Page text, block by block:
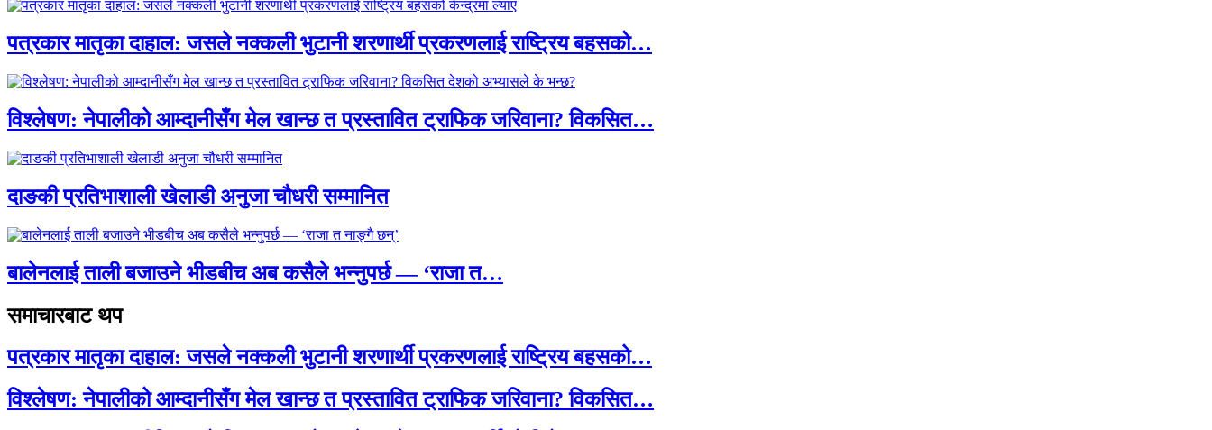
पत्रकार मातृका दाहाल: जसले नक्कली भुटानी शरणार्थी प्रकरणलाई राष्ट्रिय बहसको…
विश्लेषण: नेपालीको आम्दानीसँग मेल खान्छ त प्रस्तावित ट्राफिक जरिवाना? विकसित…
दाङकी प्रतिभाशाली खेलाडी अनुजा चौधरी सम्मानित
बालेनलाई ताली बजाउने भीडबीच अब कसैले भन्नुपर्छ — ‘राजा त…
समाचारबाट थप
पत्रकार मातृका दाहाल: जसले नक्कली भुटानी शरणार्थी प्रकरणलाई राष्ट्रिय बहसको…
विश्लेषण: नेपालीको आम्दानीसँग मेल खान्छ त प्रस्तावित ट्राफिक जरिवाना? विकसित…